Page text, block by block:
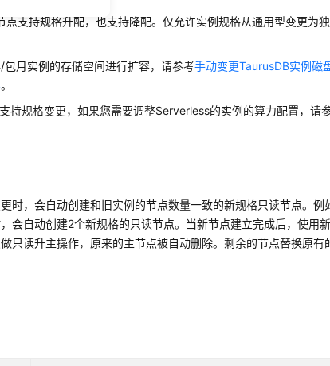
点支持规格升配，也支持降配。仅允许实例规格从通用型变更为
包月实例的存储空间进行扩容，请参考手动变更TaurusDB实例磁
。
持规格变更，如果您需要调整Serverless的实例的算力配置，请
时，会自动创建和旧实例的节点数量一致的新规格只读节点。例
会自动创建2个新规格的只读节点。当新节点建立完成后，使用
只读升主操作，原来的主节点被自动删除。剩余的节点替换原有